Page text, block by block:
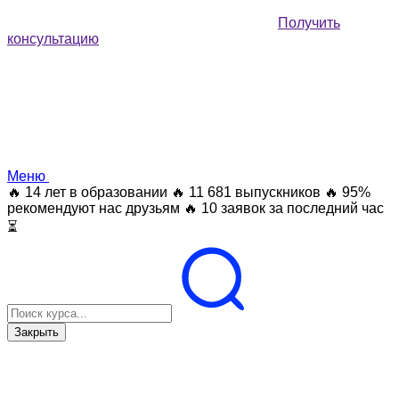
Получить
консультацию
Меню
🔥 14 лет в образовании 🔥 11 681 выпускников 🔥 95%
рекомендуют нас друзьям 🔥 10 заявок за последний час
⏳
Закрыть